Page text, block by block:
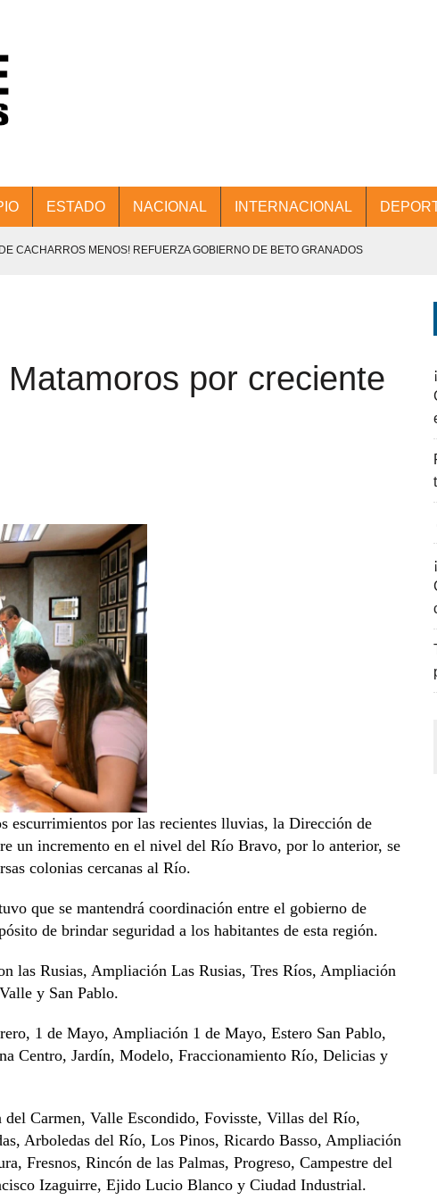
ESTADO NACIONAL INTERNACIONAL
CACHARROS MENOS! REFUERZA GOBIERNO DE BETO GRANADOS
ENCABEZA BETO GRANADOS MESA DE TRABAJO CON PRESIDENTES
EL ENCANTO DE LAS PLAYAS DEL GOLFO DE MÉXICO.
por creciente
escurrimientos por las recientes lluvias, la Dirección de
un incremento en el nivel del Río Bravo, por lo anterior, se
colonias cercanas al Río.
que se mantendrá coordinación entre el gobierno de
de brindar seguridad a los habitantes de esta región.
las Rusias, Ampliación Las Rusias, Tres Ríos, Ampliación
y San Pablo.
1 de Mayo, Ampliación 1 de Mayo, Estero San Pablo,
Centro, Jardín, Modelo, Fraccionamiento Río, Delicias y
del Carmen, Valle Escondido, Fovisste, Villas del Río,
Arboledas del Río, Los Pinos, Ricardo Basso, Ampliación
Fresnos, Rincón de las Palmas, Progreso, Campestre del
Izaguirre, Ejido Lucio Blanco y Ciudad Industrial.